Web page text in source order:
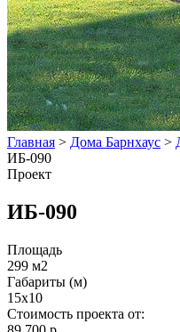
Главная > Дома Барнхаус >
ИБ-090
Проект
ИБ-090
Площадь
299 м2
Габариты (м)
15x10
Стоимость проекта от: